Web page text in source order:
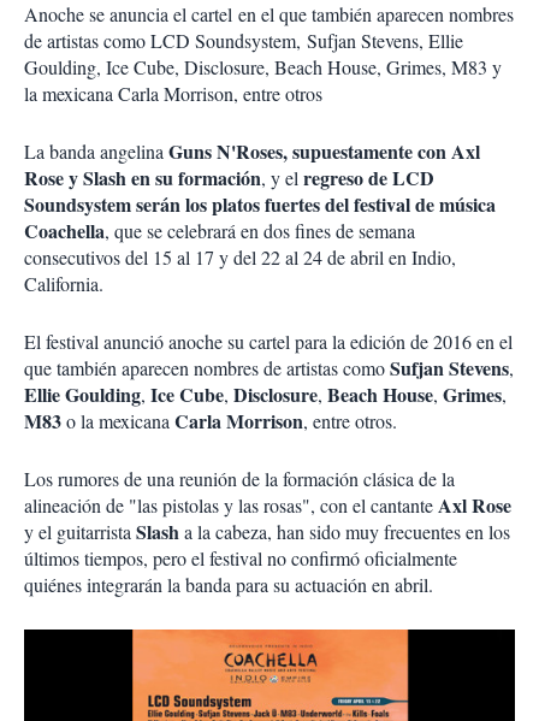
Anoche se anuncia el cartel en el que también aparecen nombres
de artistas como LCD Soundsystem, Sufjan Stevens, Ellie
Goulding, Ice Cube, Disclosure, Beach House, Grimes, M83 y
la mexicana Carla Morrison, entre otros
La banda angelina Guns N'Roses, supuestamente con Axl
Rose y Slash en su formación, y el regreso de LCD
Soundsystem serán los platos fuertes del festival de música
Coachella, que se celebrará en dos fines de semana
consecutivos del 15 al 17 y del 22 al 24 de abril en Indio,
California.
El festival anunció anoche su cartel para la edición de 2016 en el
que también aparecen nombres de artistas comoSufjan Stevens,
Ellie Goulding, Ice Cube, Disclosure, Beach House, Grimes,
M83o la mexicana Carla Morrison, entre otros.
Los rumores de una reunión de la formación clásica de la
alineación de "las pistolas y las rosas", con el cantanteAxl Rose
y el guitarrista Slasha la cabeza, han sido muy frecuentes en los
últimos tiempos, pero el festival no confirmó oficialmente
quiénes integrarán la banda para su actuación en abril.